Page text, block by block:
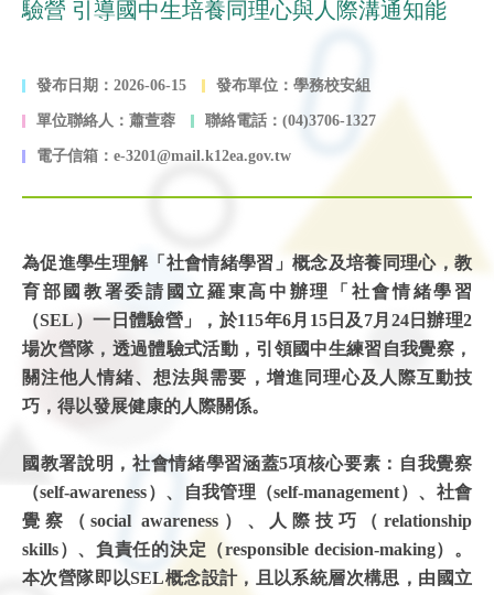
驗營 引導國中生培養同理心與人際溝通知能
發布日期：2026-06-15 發布單位：學務校安組
單位聯絡人：蕭萱蓉 聯絡電話：(04)3706-1327
電子信箱：e-3201@mail.k12ea.gov.tw
為促進學生理解「社會情緒學習」概念及培養同理心，教
育部國教署委請國立羅東高中辦理「社會情緒學習
（SEL）一日體驗營」，於115年6月15日及7月24日辦理2
場次營隊，透過體驗式活動，引領國中生練習自我覺察，
關注他人情緒、想法與需要，增進同理心及人際互動技
巧，得以發展健康的人際關係。
國教署說明，社會情緒學習涵蓋5項核心要素：自我覺察
（self-awareness）、自我管理（self-management）、社會
覺察（social awareness）、人際技巧（relationship
skills）、負責任的決定（responsible decision-making）。
本次營隊即以SEL概念設計，且以系統層次構思，由國立